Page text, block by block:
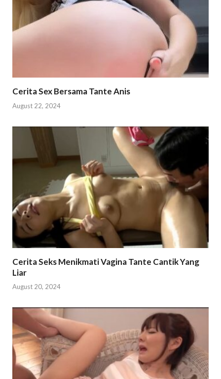
Cerita Sex Bersama Tante Anis
August 22, 2024
Cerita Seks Menikmati Vagina Tante Cantik Yang
Liar
August 20, 2024